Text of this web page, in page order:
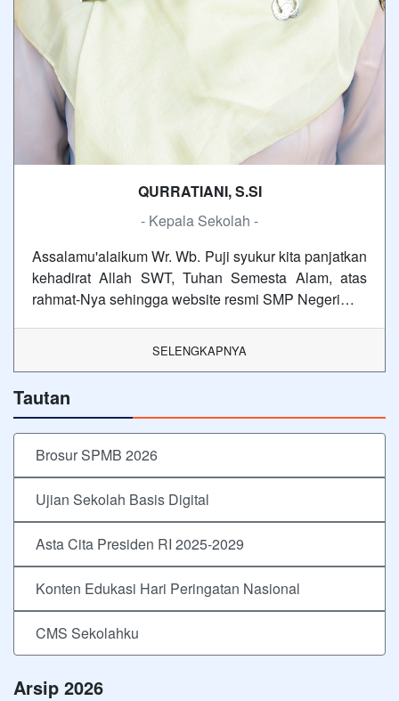
QURRATIANI, S.SI
- Kepala Sekolah -
Assalamu'alaikum Wr. Wb. Puji syukur kita panjatkan
kehadirat Allah SWT, Tuhan Semesta Alam, atas
rahmat-Nya sehingga website resmi SMP Negeri…
SELENGKAPNYA
Tautan
Brosur SPMB 2026
Ujian Sekolah Basis Digital
Asta Cita Presiden RI 2025-2029
Konten Edukasi Hari Peringatan Nasional
CMS Sekolahku
Arsip 2026